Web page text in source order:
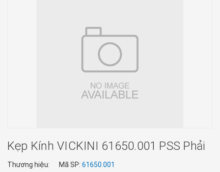
Kẹp Kính VICKINI 61650.001 PSS Phải
Thương hiệu: Mã SP: 61650.001